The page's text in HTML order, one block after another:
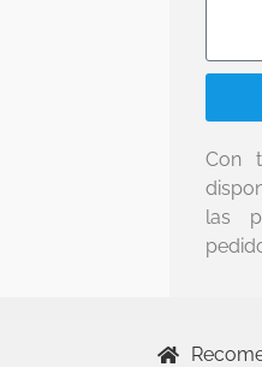
Con
las